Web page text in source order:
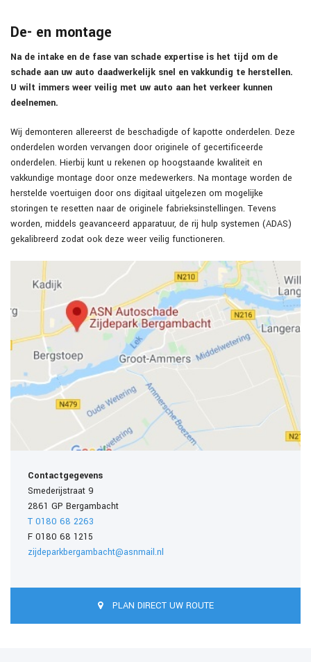
De- en montage
Na de intake en de fase van schade expertise is het tijd om de
schade aan uw auto daadwerkelijk snel en vakkundig te herstellen.
U wilt immers weer veilig met uw auto aan het verkeer kunnen
deelnemen.
Wij demonteren allereerst de beschadigde of kapotte onderdelen. Deze
onderdelen worden vervangen door originele of gecertificeerde
onderdelen. Hierbij kunt u rekenen op hoogstaande kwaliteit en
vakkundige montage door onze medewerkers. Na montage worden de
herstelde voertuigen door ons digitaal uitgelezen om mogelijke
storingen te resetten naar de originele fabrieksinstellingen. Tevens
worden, middels geavanceerd apparatuur, de rij hulp systemen (ADAS)
gekalibreerd zodat ook deze weer veilig functioneren.
Contactgegevens
Smederijstraat 9
2861 GP Bergambacht
T 0180 68 2263
F 0180 68 1215
zijdeparkbergambacht@asnmail.nl
PLAN DIRECT UW ROUTE